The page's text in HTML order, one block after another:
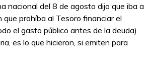
nacional del 8 de agosto dijo que iba a
que prohíba al Tesoro financiar el
el gasto público antes de la deuda)
es lo que hicieron, si emiten para